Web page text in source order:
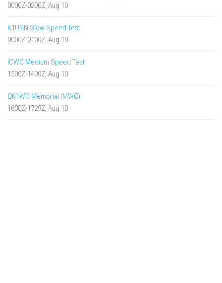
0000Z-0200Z, Aug 10
K1USN Slow Speed Test
0000Z-0100Z, Aug 10
ICWC Medium Speed Test
1300Z-1400Z, Aug 10
OK1WC Memorial (MWC)
1630Z-1729Z, Aug 10